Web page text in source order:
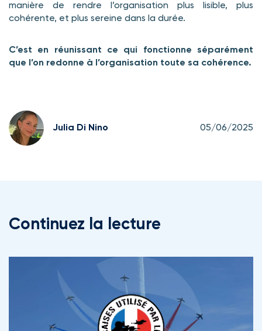
manière de rendre l’organisation plus lisible, plus
cohérente, et plus sereine dans la durée.
C’est en réunissant ce qui fonctionne séparément
que l’on redonne à l’organisation toute sa cohérence.
Julia Di Nino 05/06/2025
Continuez la lecture